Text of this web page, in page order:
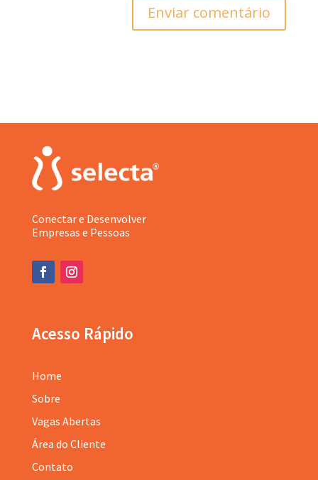
Enviar comentário
Conectar e Desenvolver
Empresas e Pessoas
Acesso Rápido
Home
Sobre
Vagas Abertas
Área do Cliente
Contato